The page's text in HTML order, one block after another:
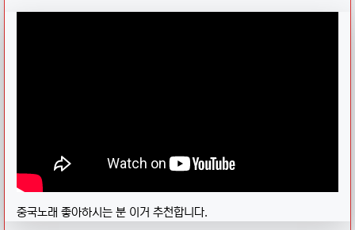
중국노래 좋아하시는 분 이거 추천합니다.